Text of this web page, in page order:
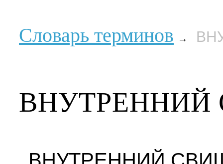
Словарь терминов →